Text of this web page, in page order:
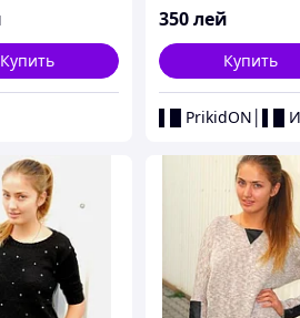
Купить
350лей
Купить